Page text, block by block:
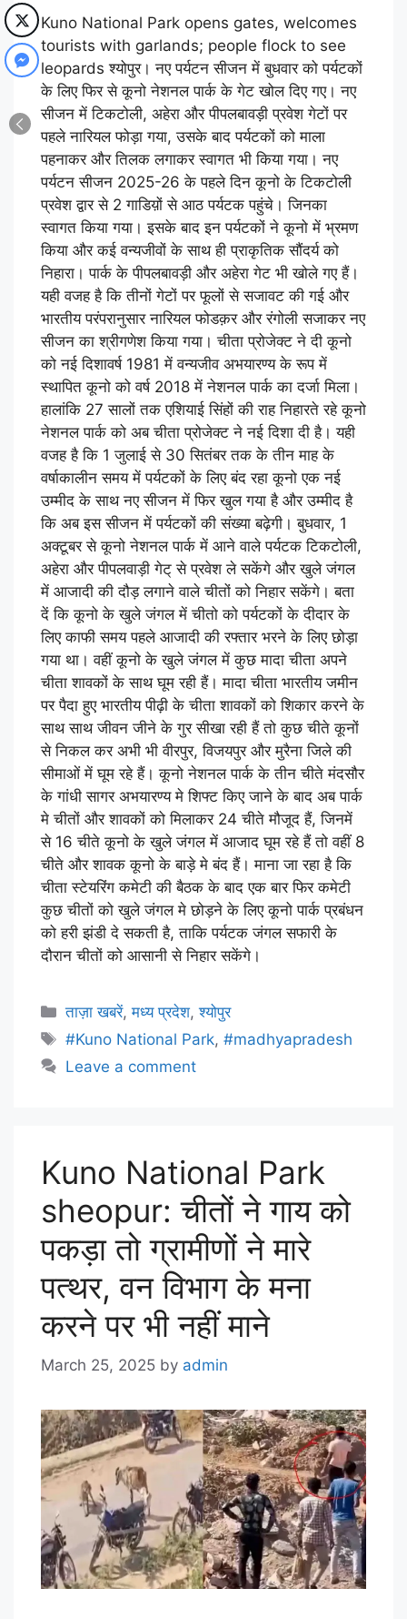
Kuno National Park opens gates, welcomes
tourists with garlands; people flock to see
leopards श्योपुर। नए पर्यटन सीजन में बुधवार को पर्यटकों
के लिए फिर से कूनो नेशनल पार्क के गेट खोल दिए गए। नए
सीजन में टिकटोली, अहेरा और पीपलबावड़ी प्रवेश गेटों पर
पहले नारियल फोड़ा गया, उसके बाद पर्यटकों को माला
पहनाकर और तिलक लगाकर स्वागत भी किया गया। नए
पर्यटन सीजन 2025-26 के पहले दिन कूनो के टिकटोली
प्रवेश द्वार से 2 गाडिय़ों से आठ पर्यटक पहुंचे। जिनका
स्वागत किया गया। इसके बाद इन पर्यटकों ने कूनो में भ्रमण
किया और कई वन्यजीवों के साथ ही प्राकृतिक सौंदर्य को
निहारा। पार्क के पीपलबावड़ी और अहेरा गेट भी खोले गए हैं।
यही वजह है कि तीनों गेटों पर फूलों से सजावट की गई और
भारतीय परंपरानुसार नारियल फोडक़र और रंगोली सजाकर नए
सीजन का श्रीगणेश किया गया। चीता प्रोजेक्ट ने दी कूनो
को नई दिशावर्ष 1981 में वन्यजीव अभयारण्य के रूप में
स्थापित कूनो को वर्ष 2018 में नेशनल पार्क का दर्जा मिला।
हालांकि 27 सालों तक एशियाई सिंहों की राह निहारते रहे कूनो
नेशनल पार्क को अब चीता प्रोजेक्ट ने नई दिशा दी है। यही
वजह है कि 1 जुलाई से 30 सितंबर तक के तीन माह के
वर्षाकालीन समय में पर्यटकों के लिए बंद रहा कूनो एक नई
उम्मीद के साथ नए सीजन में फिर खुल गया है और उम्मीद है
कि अब इस सीजन में पर्यटकों की संख्या बढ़ेगी। बुधवार, 1
अक्टूबर से कूनो नेशनल पार्क में आने वाले पर्यटक टिकटोली,
अहेरा और पीपलवाड़ी गेट् से प्रवेश ले सकेंगे और खुले जंगल
में आजादी की दौड़ लगाने वाले चीतों को निहार सकेंगे। बता
दें कि कूनो के खुले जंगल में चीतो को पर्यटकों के दीदार के
लिए काफी समय पहले आजादी की रफ्तार भरने के लिए छोड़ा
गया था। वहीं कूनो के खुले जंगल में कुछ मादा चीता अपने
चीता शावकों के साथ घूम रही हैं। मादा चीता भारतीय जमीन
पर पैदा हुए भारतीय पीढ़ी के चीता शावकों को शिकार करने के
साथ साथ जीवन जीने के गुर सीखा रही हैं तो कुछ चीते कूनों
से निकल कर अभी भी वीरपुर, विजयपुर और मुरैना जिले की
सीमाओं में घूम रहे हैं। कूनो नेशनल पार्क के तीन चीते मंदसौर
के गांधी सागर अभयारण्य मे शिफ्ट किए जाने के बाद अब पार्क
मे चीतों और शावकों को मिलाकर 24 चीते मौजूद हैं, जिनमें
से 16 चीते कूनो के खुले जंगल में आजाद घूम रहे हैं तो वहीं 8
चीते और शावक कूनो के बाड़े मे बंद हैं। माना जा रहा है कि
चीता स्टेयरिंग कमेटी की बैठक के बाद एक बार फिर कमेटी
कुछ चीतों को खुले जंगल मे छोड़ने के लिए कूनो पार्क प्रबंधन
को हरी झंडी दे सकती है, ताकि पर्यटक जंगल सफारी के
दौरान चीतों को आसानी से निहार सकेंगे।
ताज़ा खबरें,मध्य प्रदेश,श्योपुर
#Kuno National Park,#madhyapradesh
Leave a comment
Kuno National Park
sheopur: चीतों ने गाय को
पकड़ा तो ग्रामीणों ने मारे
पत्थर, वन विभाग के मना
करने पर भी नहीं माने
March 25, 2025 by admin